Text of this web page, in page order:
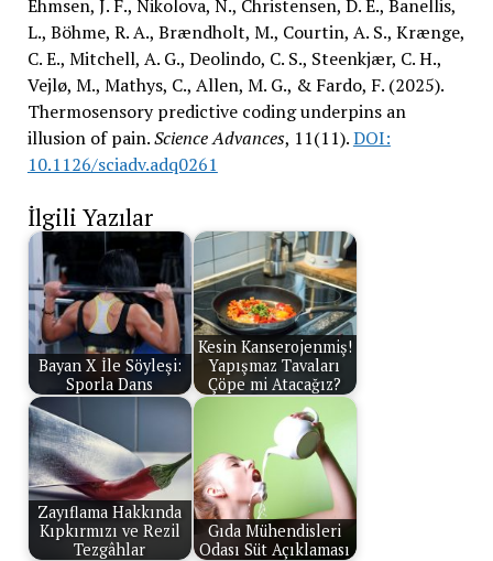
Ehmsen, J. F., Nikolova, N., Christensen, D. E., Banellis,
L., Böhme, R. A., Brændholt, M., Courtin, A. S., Krænge,
C. E., Mitchell, A. G., Deolindo, C. S., Steenkjær, C. H.,
Vejlø, M., Mathys, C., Allen, M. G., & Fardo, F. (2025).
Thermosensory predictive coding underpins an
illusion of pain.Science Advances, 11(11).DOI:
10.1126/sciadv.adq0261
İlgili Yazılar
Bayan X İle Söyleşi:
Sporla Dans
Kesin Kanserojenmiş!
Yapışmaz Tavaları
Çöpe mi Atacağız?
Zayıflama Hakkında
Kıpkırmızı ve Rezil
Tezgâhlar
Gıda Mühendisleri
Odası Süt Açıklaması